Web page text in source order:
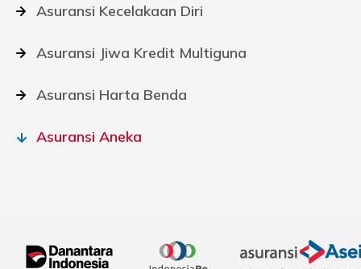
Asuransi Kecelakaan Diri
Asuransi Jiwa Kredit Multiguna
Asuransi Harta Benda
Asuransi Aneka